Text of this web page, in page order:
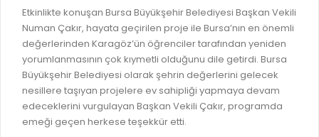
VİZYON & MİSYON
POLİTİKALARIMIZ
ENTEGRE YÖNETIM SISTEMI
KALITE BELGELERIMIZ
KVKK AYDINLATMA METNI
NÖBETÇİ ECZANELER
HAL FİYATLARI
SANAL TURLAR
KURUMLAR
RUHSATLI HAFRİYAT ALANLARI
Etkinlikte konuşan Bursa Büyükşehir Belediyesi Başkan Vekili
Numan Çakır, hayata geçirilen proje ile Bursa’nın en önemli
değerlerinden Karagöz’ün öğrenciler tarafından yeniden
yorumlanmasının çok kıymetli olduğunu dile getirdi. Bursa
Büyükşehir Belediyesi olarak şehrin değerlerini gelecek
nesillere taşıyan projelere ev sahipliği yapmaya devam
edeceklerini vurgulayan Başkan Vekili Çakır, programda
emeği geçen herkese teşekkür etti.